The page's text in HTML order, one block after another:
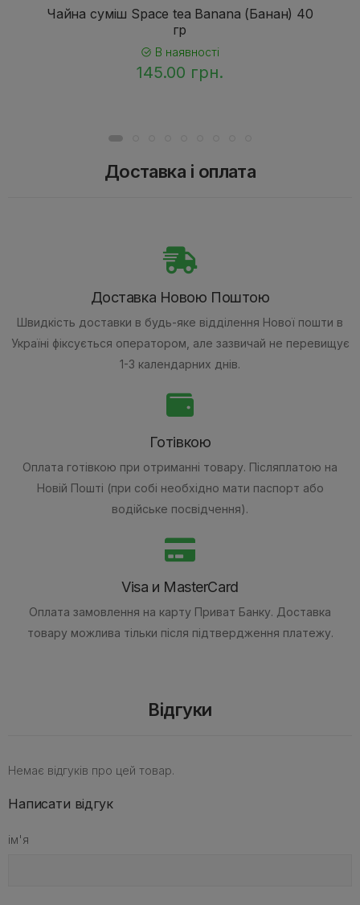
Чайна суміш Space tea Banana (Банан) 40
гр
В наявності
145.00 грн.
Доставка і оплата
Доставка Новою Поштою
Швидкість доставки в будь-яке відділення Нової пошти в
Україні фіксується оператором, але зазвичай не перевищує
1-3 календарних днів.
Готівкою
Оплата готівкою при отриманні товару. Післяплатою на
Новій Пошті (при собі необхідно мати паспорт або
водійське посвідчення).
Visa и MasterCard
Оплата замовлення на карту Приват Банку. Доставка
товару можлива тільки після підтвердження платежу.
Відгуки
Немає відгуків про цей товар.
Написати відгук
ім'я